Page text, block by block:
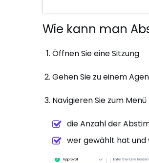
Wie kann man
Öffnen Sie eine Sitzung
Gehen Sie zu einem
Navigieren Sie zum Menü
die Anzahl der
wer gewählt hat und